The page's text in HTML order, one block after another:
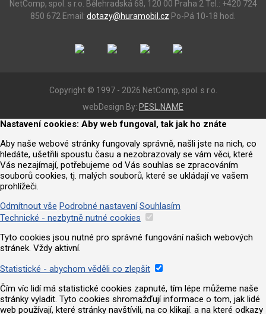
NetComp, spol. s r.o. Bělehradská 68, 120 00 Praha 2 Tel.: +420 724
850 672 Email: dotazy@huramobil.cz Po-Pá 10-18 hod.
Copyright © 1997 - 2026 NetComp, spol. s r.o.
webDesign By: PESL.NAME
Nastavení cookies: Aby web fungoval, tak jak ho znáte
Aby naše webové stránky fungovaly správně, našli jste na nich, co
hledáte, ušetřili spoustu času a nezobrazovaly se vám věci, které
Vás nezajímají, potřebujeme od Vás souhlas se zpracováním
souborů cookies, tj. malých souborů, které se ukládají ve vašem
prohlížeči.
Odmítnout vše Podrobné nastavení Souhlasím
Technické - nezbytně nutné cookies
Tyto cookies jsou nutné pro správné fungování našich webových
stránek. Vždy aktivní.
Statistické - abychom věděli co zlepšit
Čím víc lidí má statistické cookies zapnuté, tím lépe můžeme naše
stránky vyladit. Tyto cookies shromažďují informace o tom, jak lidé
web používají, které stránky navštívili, na co klikají. a na které odkazy